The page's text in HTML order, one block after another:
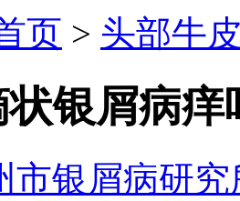
页 > 头部牛
银屑病痒
市银屑病研究